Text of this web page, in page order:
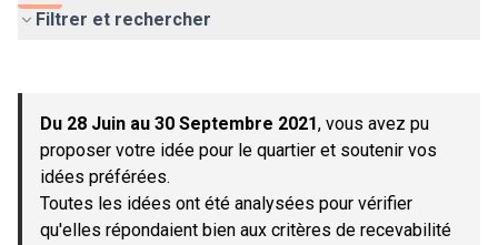
Filtrer et rechercher
−
Du 28 Juin au 30 Septembre 2021, vous avez pu
proposer votre idée pour le quartier et soutenir vos
idées préférées.
Toutes les idées ont été analysées pour vérifier
qu'elles répondaient bien aux critères de recevabilité